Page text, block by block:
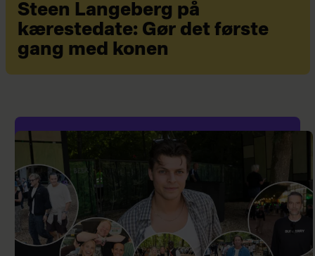
Steen Langeberg på
kærestedate: Gør det første
gang med konen